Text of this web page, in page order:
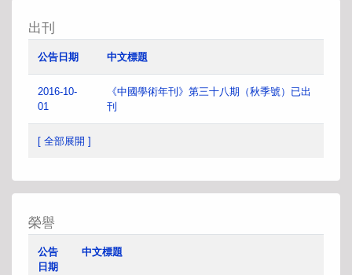
出刊
公告日期 中文標題
2016-10-
01
《中國學術年刊》第三十八期（秋季號）已出
刊
[ 全部展開 ]
榮譽
公告
日期
中文標題